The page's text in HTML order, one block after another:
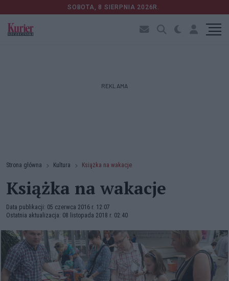
SOBOTA, 8 SIERPNIA 2026R.
REKLAMA
Strona główna Kultura Książka na wakacje
Książka na wakacje
Data publikacji: 05 czerwca 2016 r. 12:07
Ostatnia aktualizacja: 08 listopada 2018 r. 02:40